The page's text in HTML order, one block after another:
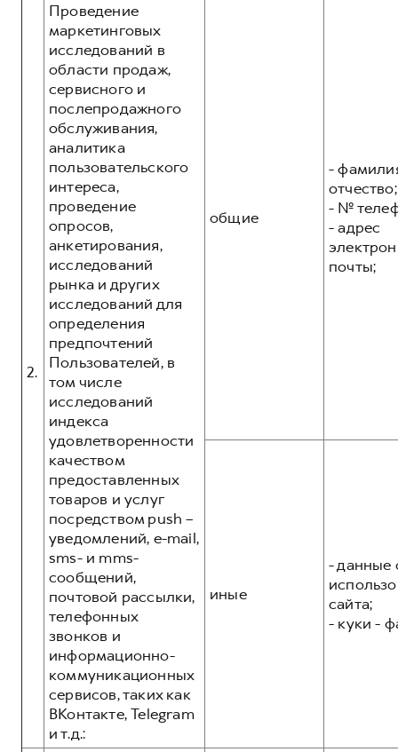
2.
Проведение
маркетинговых
исследований в
области продаж,
сервисного и
послепродажного
обслуживания,
аналитика
пользовательского
интереса,
проведение
опросов,
анкетирования,
исследований
рынка и других
исследований для
определения
предпочтений
Пользователей, в
том числе
исследований
индекса
удовлетворенности
качеством
предоставленных
товаров и услуг
посредством push –
уведомлений, e-mail,
sms- и mms-
сообщений,
почтовой рассылки,
телефонных
звонков и
информационно-
коммуникационных
сервисов, таких как
ВКонтакте, Telegram
и т.д.:
общие
-
отчество;
- №
- адрес
почты;
иные
- данные
сайта;
- куки -